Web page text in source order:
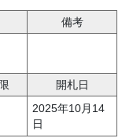
備考
開札日
2025年10月14
日